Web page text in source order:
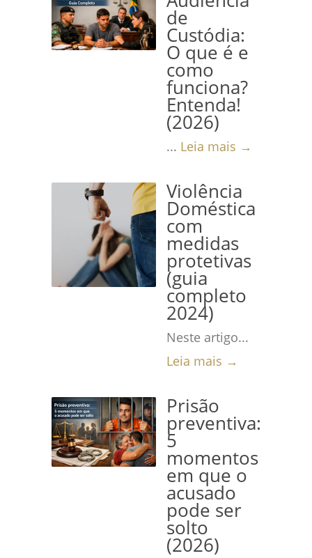
de
Custódia:
O que é e
como
funciona?
Entenda!
(2026)
... Leia mais →
Violência
Doméstica
com
medidas
protetivas
(guia
completo
2024)
Neste artigo...
Leia mais →
Prisão
preventiva:
5
momentos
em que o
acusado
pode ser
solto
(2026)